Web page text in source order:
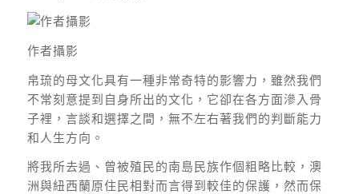
作者攝影
帛琉的母文化具有一種非常奇特的影響力，雖然我們
不常刻意提到自身所出的文化，它卻在各方面滲入骨
子裡，言談和選擇之間，無不左右著我們的判斷能力
和人生方向。
將我所去過、曾被殖民的南島民族作個粗略比較，澳
洲與紐西蘭原住民相對而言得到較佳的保護，然而保